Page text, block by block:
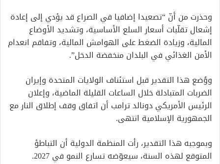
وحذرت من أنّ “تصعيدا إضافيا في الصراع قد يؤدي إلى إعادة
إشعال تقلّبات أسعار السلع الأساسية، وتشديد الأوضاع
المالية، وزيادة الضغط على الهوامش المالية، وتفاقم انعدام
الأمن الغذائي في البلدان منخفضة الدخل”.
ووُضع هذا التقدير قبل استئناف الولايات المتحدة وإيران
الضربات المتبادلة خلال الساعات القليلة الماضية، وإعلان
الرئيس الأمريكي دونالد ترامب أن اتفاق وقف إطلاق النار مع
الجمهورية الإسلامية انتهى.
وبموجبه هذا التقدير، رأت المنظمة الدولية أن التباطؤ
المتوقع لهذه السنة، سيعوّضه تسارع النمو في 2027.